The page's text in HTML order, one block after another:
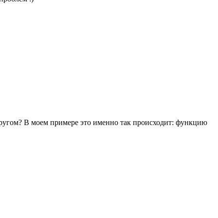
В моем примере это именно так происходит: функцию